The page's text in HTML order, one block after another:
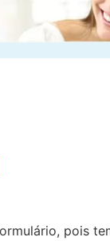
pois